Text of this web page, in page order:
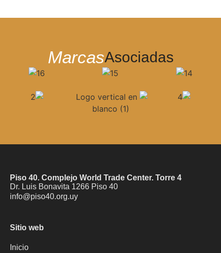
MarcasAsociadas
Piso 40. Complejo World Trade Center. Torre 4
Dr. Luis Bonavita 1266 Piso 40
info@piso40.org.uy
Sitio web
Inicio